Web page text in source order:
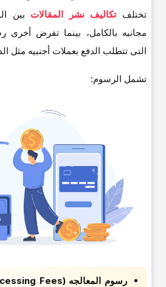
تختلف تکالیف نشر المقالات بین
مجانیه بالکامل، بینما تفرض أخرى
التی تتطلب الدفع بعملات أجنبیه مثل
تشمل الرسوم:
رسوم المعالجه (Processing Fees):